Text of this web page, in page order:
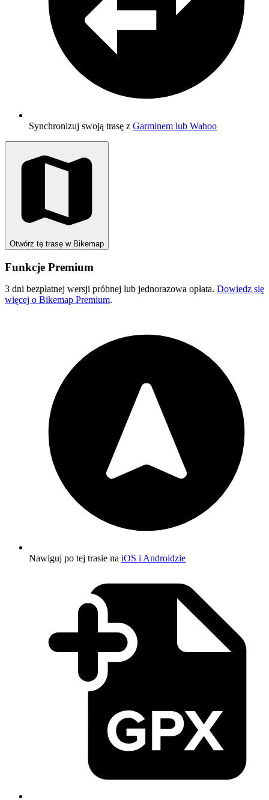
Synchronizuj swoją trasę z Garminem lub Wahoo
Otwórz tę trasę w Bikemap
Funkcje Premium
3 dni bezpłatnej wersji próbnej lub jednorazowa opłata. Dowiedz się
więcej o Bikemap Premium.
Nawiguj po tej trasie na iOS i Androidzie